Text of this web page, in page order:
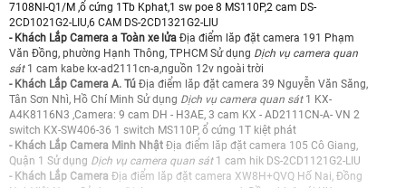
7108NI-Q1/M ,ổ cứng 1Tb Kphat,1 sw poe 8 MS110P,2 cam DS-
2CD1021G2-LIU,6 CAM DS-2CD1321G2-LIU
- Khách Lắp Camera a Toàn xe lửa Địa điểm lăp đặt camera 191 Phạm
Văn Đồng, phường Hạnh Thông, TPHCM Sử dụng Dịch vụ camera quan
sát 1 cam kabe kx-ad2111cn-a,nguồn 12v ngoài trời
- Khách Lắp Camera A. Tú Địa điểm lăp đặt camera 39 Nguyễn Văn Săng,
Tân Sơn Nhì, Hồ Chí Minh Sử dụng Dịch vụ camera quan sát 1 KX-
A4K8116N3 ,Camera: 9 cam DH - H3AE, 3 cam KX - AD2111CN-A- VN 2
switch KX-SW406-36 1 switch MS110P, ổ cứng 1T kiệt phát
- Khách Lắp Camera Minh Nhật Địa điểm lăp đặt camera 105 Cô Giang,
Quận 1 Sử dụng Dịch vụ camera quan sát 1 cam hik DS-2CD1121G2-LIU
- Khách Lắp Camera Địa điểm lăp đặt camera XW8H+QVQ Hố Nai, Đồng